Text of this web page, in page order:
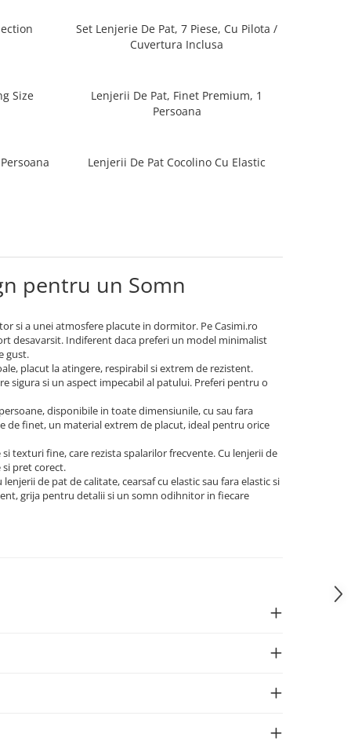
Set Lenjerie De Pat, 7 Piese, Cu Pilota /
Cuvertura Inclusa
Size
Lenjerii De Pat, Finet Premium, 1
Persoana
Lenjerii De Pat Cocolino Cu Elastic
pentru un Somn
si a unei atmosfere placute in dormitor. Pe Casimi.ro
desavarsit. Indiferent daca preferi un model minimalist
gust.
placut la atingere, respirabil si extrem de rezistent.
sigura si un aspect impecabil al patului. Preferi pentru o
disponibile in toate dimensiunile, cu sau fara
de finet, un material extrem de placut, ideal pentru orice
texturi fine, care rezista spalarilor frecvente. Cu lenjerii de
pret corect.
de pat de calitate, cearsaf cu elastic sau fara elastic si
grija pentru detalii si un somn odihnitor in fiecare